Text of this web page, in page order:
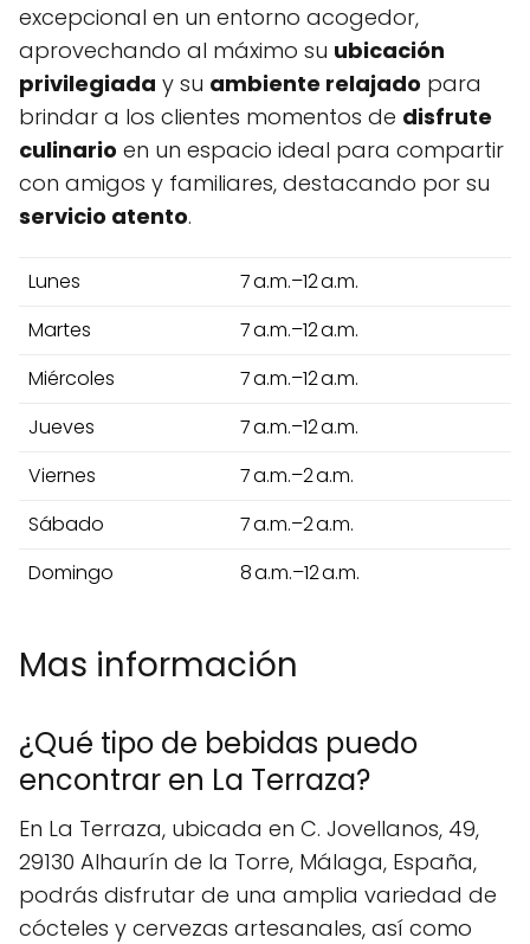
excepcional en un entorno acogedor,
aprovechando al máximo su ubicación
privilegiada y su ambiente relajado para
brindar a los clientes momentos de disfrute
culinario en un espacio ideal para compartir
con amigos y familiares, destacando por su
servicio atento.
Lunes
7 a.m.–12 a.m.
Martes
7 a.m.–12 a.m.
Miércoles
7 a.m.–12 a.m.
Jueves
7 a.m.–12 a.m.
Viernes
7 a.m.–2 a.m.
Sábado
7 a.m.–2 a.m.
Domingo
8 a.m.–12 a.m.
Mas información
¿Qué tipo de bebidas puedo
encontrar en La Terraza?
En La Terraza, ubicada en C. Jovellanos, 49,
29130 Alhaurín de la Torre, Málaga, España,
podrás disfrutar de una amplia variedad de
cócteles y cervezas artesanales, así como